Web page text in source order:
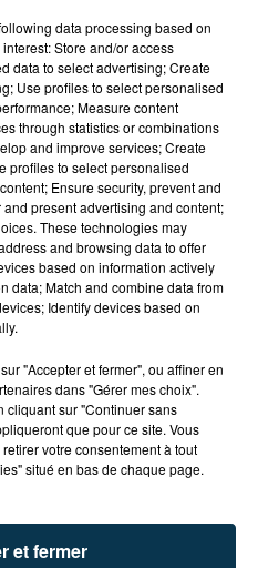
6h35
6h35
data processing based on
Store and/or access
data to select advertising; Create
Use profiles to select personalised
Measure content
through statistics or combinations
and improve services; Create
profiles to select personalised
Ensure security, prevent and
present advertising and content;
These technologies may
and browsing data to offer
based on information actively
data; Match and combine data from
Identify devices based on
"Accepter et fermer", ou affiner en
dans "Gérer mes choix".
cliquant sur "Continuer sans
que pour ce site. Vous
votre consentement à tout
situé en bas de chaque page.
et fermer